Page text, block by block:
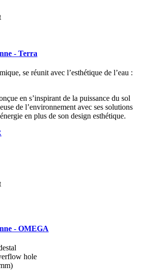
- Terra
se réunit avec l’esthétique de l’eau :
en s’inspirant de la puissance du sol
de l’environnement avec ses solutions
en plus de son design esthétique.
- OMEGA
hole